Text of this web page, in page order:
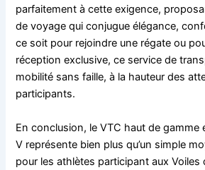
parfaitement à cette exigence,
de voyage qui conjugue élégance,
ce soit pour rejoindre une régate ou
réception exclusive, ce service de
mobilité sans faille, à la hauteur des
participants.
En conclusion, le VTC haut de gamme
V représente bien plus qu’un simple
pour les athlètes participant aux Voiles